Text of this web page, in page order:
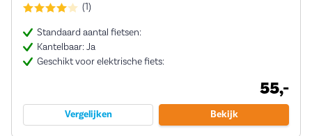
(1)
Standaard aantal fietsen:
Kantelbaar: Ja
Geschikt voor elektrische fiets:
55,-
Vergelijken Bekijk